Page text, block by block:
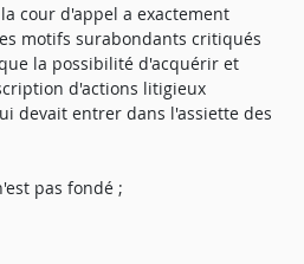
cour d'appel a exactement
motifs surabondants critiqués
la possibilité d'acquérir et
d'actions litigieux
devait entrer dans l'assiette des
pas fondé ;